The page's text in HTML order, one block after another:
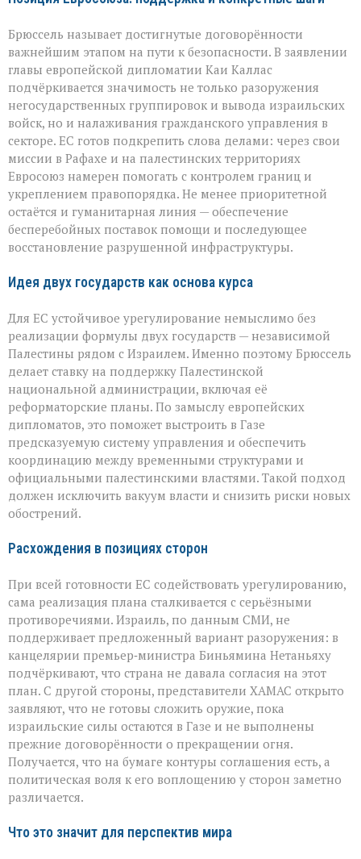
Брюссель называет достигнутые договорённости
важнейшим этапом на пути к безопасности. В заявлении
главы европейской дипломатии Каи Каллас
подчёркивается значимость не только разоружения
негосударственных группировок и вывода израильских
войск, но и налаживания гражданского управления в
секторе. ЕС готов подкрепить слова делами: через свои
миссии в Рафахе и на палестинских территориях
Евросоюз намерен помогать с контролем границ и
укреплением правопорядка. Не менее приоритетной
остаётся и гуманитарная линия — обеспечение
бесперебойных поставок помощи и последующее
восстановление разрушенной инфраструктуры.
Идея двух государств как основа курса
Для ЕС устойчивое урегулирование немыслимо без
реализации формулы двух государств — независимой
Палестины рядом с Израилем. Именно поэтому Брюссель
делает ставку на поддержку Палестинской
национальной администрации, включая её
реформаторские планы. По замыслу европейских
дипломатов, это поможет выстроить в Газе
предсказуемую систему управления и обеспечить
координацию между временными структурами и
официальными палестинскими властями. Такой подход
должен исключить вакуум власти и снизить риски новых
обострений.
Расхождения в позициях сторон
При всей готовности ЕС содействовать урегулированию,
сама реализация плана сталкивается с серьёзными
противоречиями. Израиль, по данным СМИ, не
поддерживает предложенный вариант разоружения: в
канцелярии премьер‑министра Биньямина Нетаньяху
подчёркивают, что страна не давала согласия на этот
план. С другой стороны, представители ХАМАС открыто
заявляют, что не готовы сложить оружие, пока
израильские силы остаются в Газе и не выполнены
прежние договорённости о прекращении огня.
Получается, что на бумаге контуры соглашения есть, а
политическая воля к его воплощению у сторон заметно
различается.
Что это значит для перспектив мира